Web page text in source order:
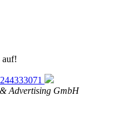
auf!
Advertising GmbH